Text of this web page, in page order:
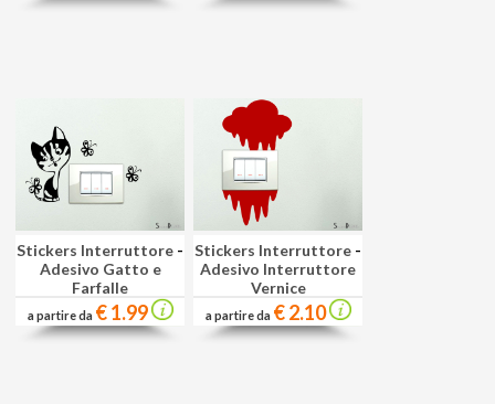
Stickers Interruttore -
Adesivo Gatto e
Farfalle
a partire da € 1.99
Stickers Interruttore -
Adesivo Interruttore
Vernice
a partire da € 2.10